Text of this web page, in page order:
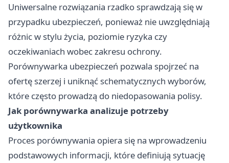
Uniwersalne rozwiązania rzadko sprawdzają się w
przypadku ubezpieczeń, ponieważ nie uwzględniają
różnic w stylu życia, poziomie ryzyka czy
oczekiwaniach wobec zakresu ochrony.
Porównywarka ubezpieczeń pozwala spojrzeć na
ofertę szerzej i uniknąć schematycznych wyborów,
które często prowadzą do niedopasowania polisy.
Jak porównywarka analizuje potrzeby
użytkownika
Proces porównywania opiera się na wprowadzeniu
podstawowych informacji, które definiują sytuację